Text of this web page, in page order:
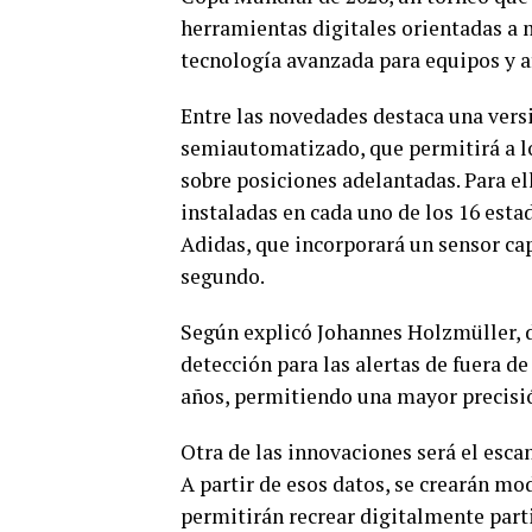
herramientas digitales orientadas a
tecnología avanzada para equipos y
Entre las novedades destaca una
semiautomatizado, que permitirá a
sobre posiciones adelantadas. Para
instaladas en cada uno de los 16
Adidas, que incorporará un sensor
segundo.
Según explicó Johannes
detección para las alertas de fuera
años, permitiendo una mayor
Otra de las innovaciones será el
A partir de esos datos, se crearán
permitirán recrear digitalmente